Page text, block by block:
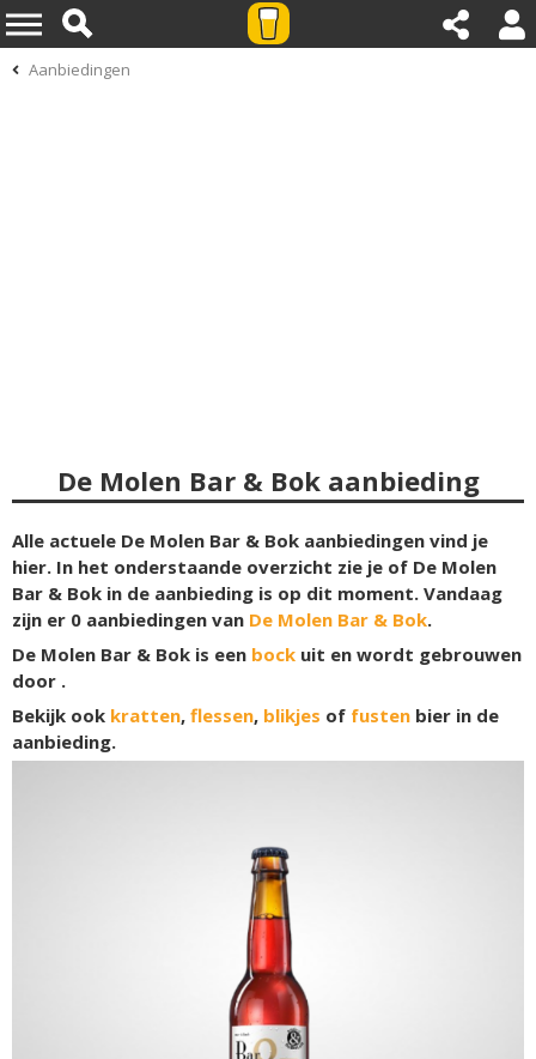
Aanbiedingen
De Molen Bar & Bok aanbieding
Alle actuele De Molen Bar & Bok aanbiedingen vind je
hier. In het onderstaande overzicht zie je of De Molen
Bar & Bok in de aanbieding is op dit moment. Vandaag
zijn er 0 aanbiedingen van De Molen Bar & Bok.
De Molen Bar & Bok is een bock uit en wordt gebrouwen
door .
Bekijk ook kratten, flessen, blikjes of fusten bier in de
aanbieding.